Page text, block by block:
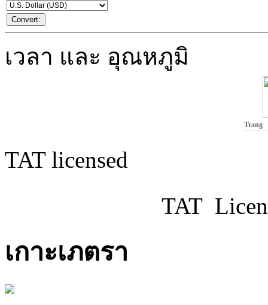
เวลา และ อุณหภูมิ
Trang
TAT licensed
TAT
เกาะเภตรา